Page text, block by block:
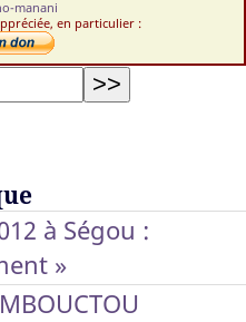
manani
en particulier :
à Ségou :
»